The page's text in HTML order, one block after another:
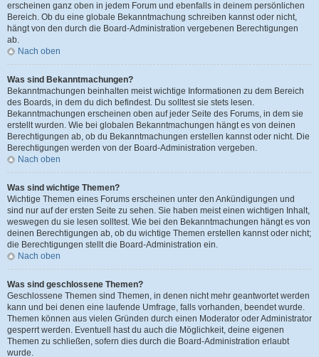
erscheinen ganz oben in jedem Forum und ebenfalls in deinem persönlichen
Bereich. Ob du eine globale Bekanntmachung schreiben kannst oder nicht,
hängt von den durch die Board-Administration vergebenen Berechtigungen
ab.
Nach oben
Was sind Bekanntmachungen?
Bekanntmachungen beinhalten meist wichtige Informationen zu dem Bereich
des Boards, in dem du dich befindest. Du solltest sie stets lesen.
Bekanntmachungen erscheinen oben auf jeder Seite des Forums, in dem sie
erstellt wurden. Wie bei globalen Bekanntmachungen hängt es von deinen
Berechtigungen ab, ob du Bekanntmachungen erstellen kannst oder nicht. Die
Berechtigungen werden von der Board-Administration vergeben.
Nach oben
Was sind wichtige Themen?
Wichtige Themen eines Forums erscheinen unter den Ankündigungen und
sind nur auf der ersten Seite zu sehen. Sie haben meist einen wichtigen Inhalt,
weswegen du sie lesen solltest. Wie bei den Bekanntmachungen hängt es von
deinen Berechtigungen ab, ob du wichtige Themen erstellen kannst oder nicht;
die Berechtigungen stellt die Board-Administration ein.
Nach oben
Was sind geschlossene Themen?
Geschlossene Themen sind Themen, in denen nicht mehr geantwortet werden
kann und bei denen eine laufende Umfrage, falls vorhanden, beendet wurde.
Themen können aus vielen Gründen durch einen Moderator oder Administrator
gesperrt werden. Eventuell hast du auch die Möglichkeit, deine eigenen
Themen zu schließen, sofern dies durch die Board-Administration erlaubt
wurde.